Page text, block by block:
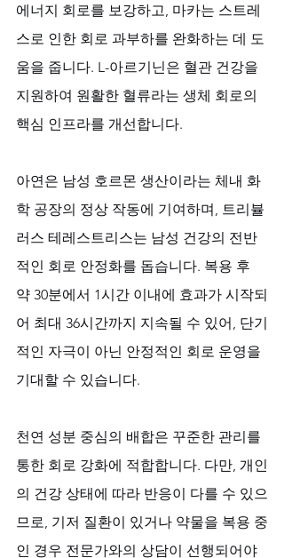
에너지 회로를 보강하고, 마카는 스트레
스로 인한 회로 과부하를 완화하는 데 도
움을 줍니다. L-아르기닌은 혈관 건강을
지원하여 원활한 혈류라는 생체 회로의
핵심 인프라를 개선합니다.
아연은 남성 호르몬 생산이라는 체내 화
학 공장의 정상 작동에 기여하며, 트리뷸
러스 테레스트리스는 남성 건강의 전반
적인 회로 안정화를 돕습니다. 복용 후
약 30분에서 1시간 이내에 효과가 시작되
어 최대 36시간까지 지속될 수 있어, 단기
적인 자극이 아닌 안정적인 회로 운영을
기대할 수 있습니다.
천연 성분 중심의 배합은 꾸준한 관리를
통한 회로 강화에 적합합니다. 다만, 개인
의 건강 상태에 따라 반응이 다를 수 있으
므로, 기저 질환이 있거나 약물을 복용 중
인 경우 전문가와의 상담이 선행되어야